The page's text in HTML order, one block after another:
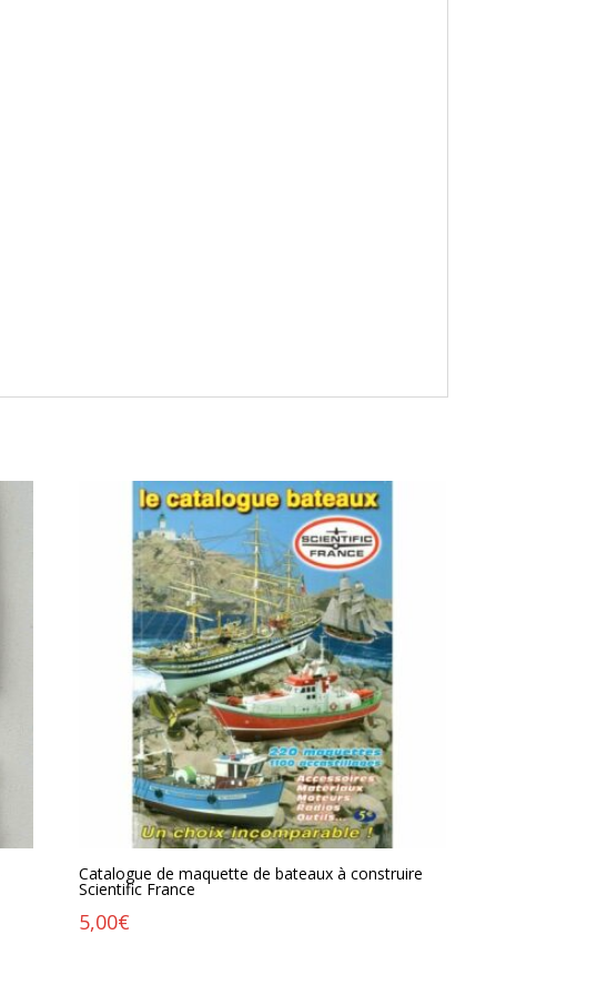
Catalogue de maquette de bateaux à construire
Scientific France
5,00€